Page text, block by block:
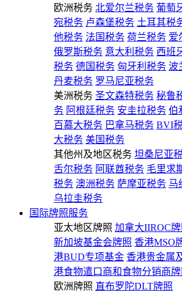
欧洲税务 北爱尔兰税务 葡萄
宛税务 卢森堡税务 土耳其税
他税务 法国税务 荷兰税务 爱
俄罗斯税务 意大利税务 西班
税务 德国税务 匈牙利税务 波
丹麦税务 罗马尼亚税务
美洲税务 圣文森特税务 秘鲁
务 阿根廷税务 安圭拉税务 伯
百慕大税务 巴拿马税务 BVI
大税务 美国税务
其他州及地区税务 坦桑尼亚
舌尔税务 阿联酋税务 毛里求
税务 澳洲税务 萨摩亚税务 马
乌拉圭税务
国际牌照服务
亚太地区牌照 加拿大IIROC牌
新加坡基金会牌照 香港MSO
港BUD专项基金 香港贵金属
港食物遣口商和食物分销商牌
欧洲牌照 直布罗陀DLT牌照